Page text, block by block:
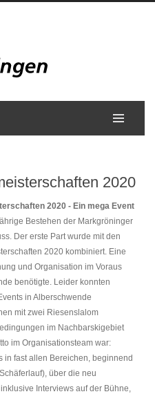
2020
2020 - Ein mega Event
Bestehen der Markgröninger
Der erste Part wurde mit den
2020 kombiniert. Eine
und Organisation im Voraus
benötigte. Leider konnten
in Alberschwende
mit zwei Riesenslalom
im Nachbarskigebiet
im Organisationsteam war:
in fast allen Bereichen, beginnend
über die neu
Interviews auf der Bühne,